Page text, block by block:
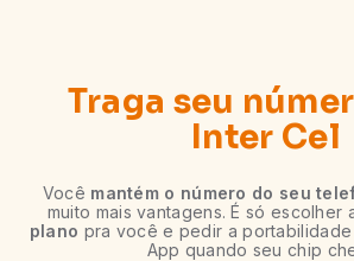
Traga seu
Inter Cel
Você mantém o número do seu
muito mais vantagens. É só escolher
plano pra você e pedir a
App quando seu chip